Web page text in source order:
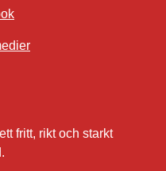
fritt, rikt och starkt